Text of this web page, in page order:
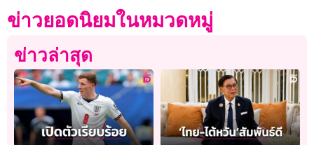
ข่าวยอดนิยมในหมวดหมู่
ข่าวล่าสุด